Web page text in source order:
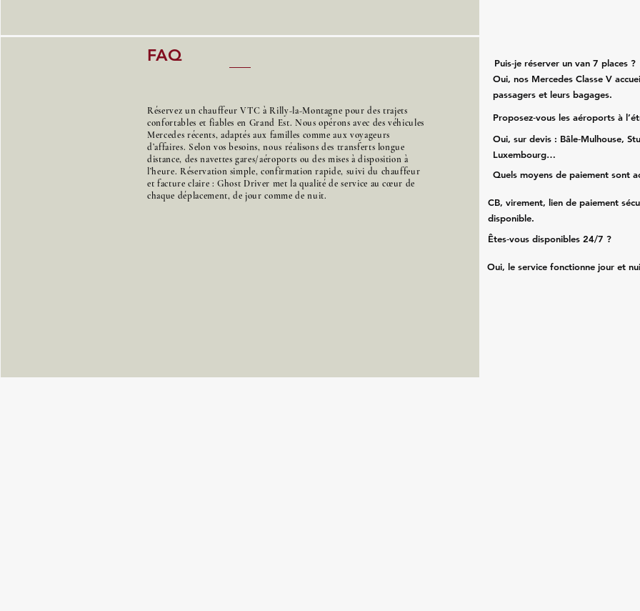
FAQ
Réservez un chauffeur VTC à Rilly-la-Montagne pour des trajets
confortables et fiables en Grand Est. Nous opérons avec des véhicules
Mercedes récents, adaptés aux familles comme aux voyageurs
d’affaires. Selon vos besoins, nous réalisons des transferts longue
distance, des navettes gares/aéroports ou des mises à disposition à
l’heure. Réservation simple, confirmation rapide, suivi du chauffeur
et facture claire : Ghost Driver met la qualité de service au cœur de
chaque déplacement, de jour comme de nuit.
Puis‑je réserver un van 7 places ?
Oui, nos Mercedes Classe V
passagers et leurs bagages.
Proposez‑vous les aéroports à
Oui, sur devis : Bâle‑Mulhouse,
Luxembourg…
Quels moyens de paiement sont
CB, virement, lien de paiement
disponible.
Êtes‑vous disponibles 24/7 ?
Oui, le service fonctionne jour et